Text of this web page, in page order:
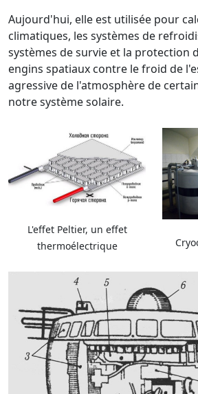
Aujourd'hui, elle est utilisée pour
climatiques, les systèmes de
systèmes de survie et la protection
engins spatiaux contre le froid de
agressive de l'atmosphère de
notre système solaire.
L'effet Peltier, un effet
thermoélectrique